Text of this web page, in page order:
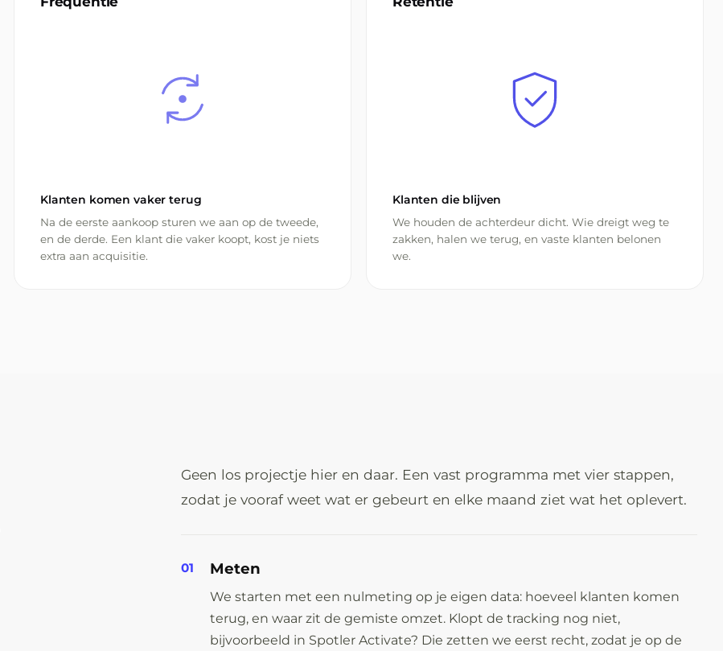
Klanten komen vaker terug
Na de eerste aankoop sturen we aan op de tweede,
en de derde. Een klant die vaker koopt, kost je niets
extra aan acquisitie.
Klanten die blijven
We houden de achterdeur dicht. Wie dreigt weg te
zakken, halen we terug, en vaste klanten belonen
we.
Geen los projectje hier en daar. Een vast programma met vier stappen,
zodat je vooraf weet wat er gebeurt en elke maand ziet wat het oplevert.
01 Meten
We starten met een nulmeting op je eigen data: hoeveel klanten komen
terug, en waar zit de gemiste omzet. Klopt de tracking nog niet,
bijvoorbeeld in Spotler Activate? Die zetten we eerst recht, zodat je op de